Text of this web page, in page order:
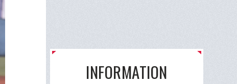
INFORMATION